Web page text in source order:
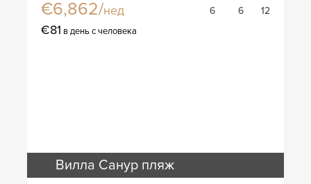
€6,862/нед 6 6 12
€81 в день с человека
Вилла Санур пляж